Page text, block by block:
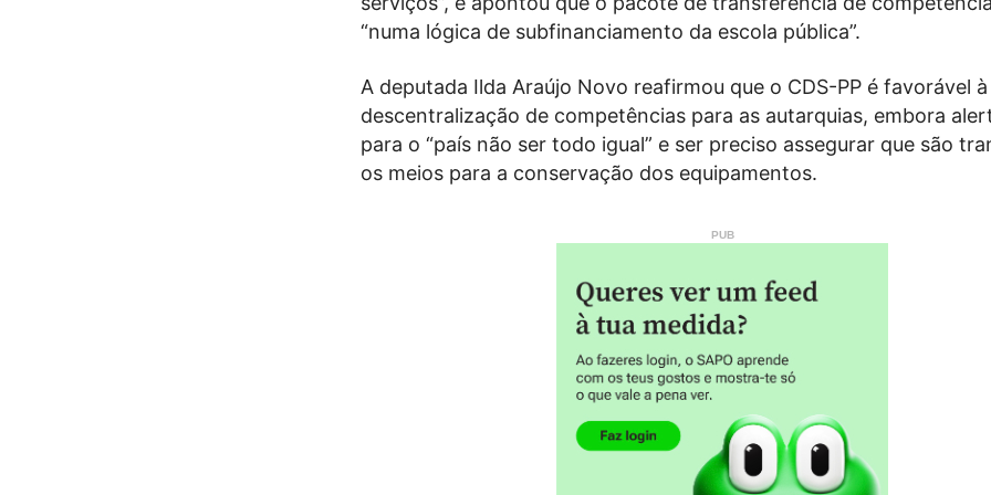
“numa lógica de subfinanciamento da escola pública”.
A deputada Ilda Araújo Novo reafirmou que o CDS-PP é favorável à
descentralização de competências para as autarquias, embora
para o “país não ser todo igual” e ser preciso assegurar que são
os meios para a conservação dos equipamentos.